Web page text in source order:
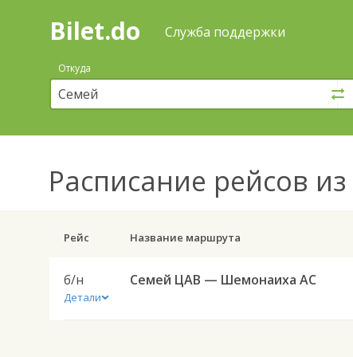
Поиск
покупка
билетов
автобус
онлайн
Bilet.do Служба поддержки
Откуда
Расписание рейсов
Рейс Название маршрута
б/н
Детали
Семей ЦАВ — Шемонаиха АС